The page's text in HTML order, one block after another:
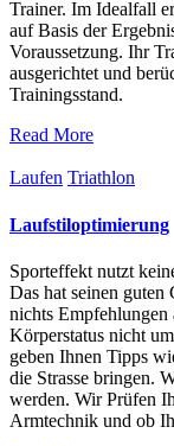
Trainer. Im Idealfall
auf Basis der
Voraussetzung. Ihr
ausgerichtet und
Trainingsstand.
Read More
Laufen Triathlon
Laufstiloptimierung
Sporteffekt nutzt
Das hat seinen guten
nichts Empfehlungen
Körperstatus nicht
geben Ihnen Tipps
die Strasse bringen.
werden. Wir Prüfen
Armtechnik und ob